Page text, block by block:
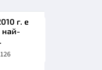
г. е
най-